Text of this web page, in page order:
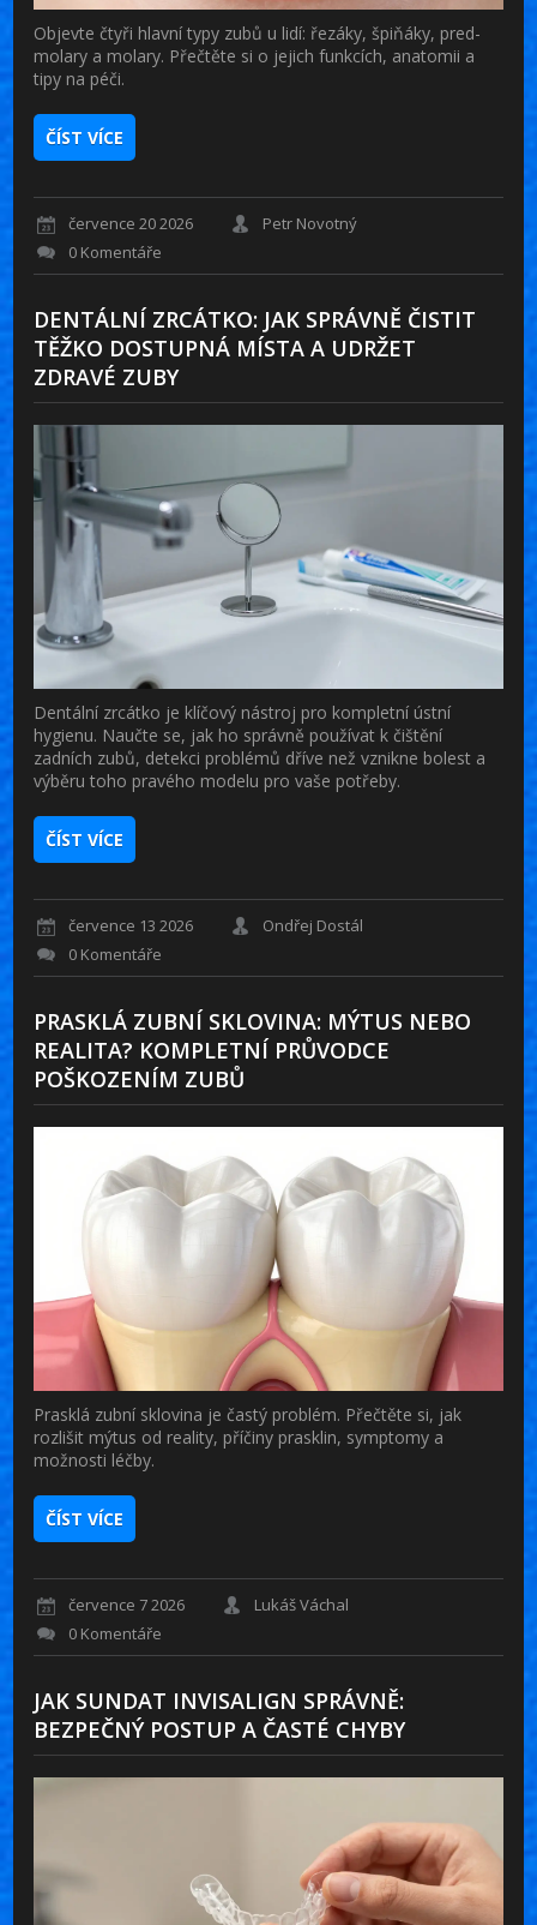
Objevte čtyři hlavní typy zubů u lidí: řezáky, špiňáky, pred-
molary a molary. Přečtěte si o jejich funkcích, anatomii a
tipy na péči.
ČÍST VÍCE
července 20 2026
Petr Novotný
0 Komentáře
DENTÁLNÍ ZRCÁTKO: JAK SPRÁVNĚ ČISTIT
TĚŽKO DOSTUPNÁ MÍSTA A UDRŽET
ZDRAVÉ ZUBY
Dentální zrcátko je klíčový nástroj pro kompletní ústní
hygienu. Naučte se, jak ho správně používat k čištění
zadních zubů, detekci problémů dříve než vznikne bolest a
výběru toho pravého modelu pro vaše potřeby.
ČÍST VÍCE
července 13 2026
Ondřej Dostál
0 Komentáře
PRASKLÁ ZUBNÍ SKLOVINA: MÝTUS NEBO
REALITA? KOMPLETNÍ PRŮVODCE
POŠKOZENÍM ZUBŮ
Prasklá zubní sklovina je častý problém. Přečtěte si, jak
rozlišit mýtus od reality, příčiny prasklin, symptomy a
možnosti léčby.
ČÍST VÍCE
července 7 2026
Lukáš Váchal
0 Komentáře
JAK SUNDAT INVISALIGN SPRÁVNĚ:
BEZPEČNÝ POSTUP A ČASTÉ CHYBY